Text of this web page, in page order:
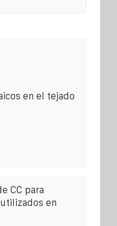
en el tejado
CC para
en